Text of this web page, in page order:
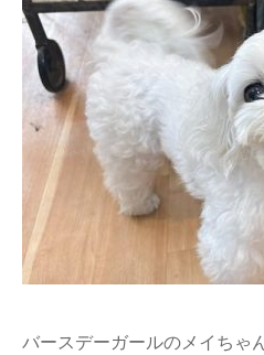
バースデーガールのメイちゃ